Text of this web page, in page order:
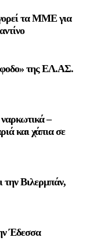
11,243
τα MME για
της ΕΛ.ΑΣ.
–
και χάπια σε
την Βιλερμπάν,
Έδεσσα